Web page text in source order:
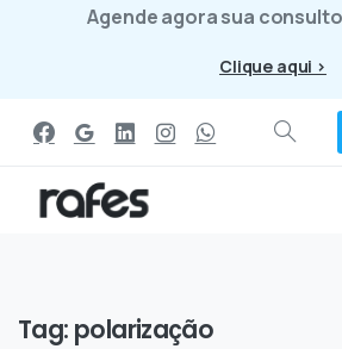
Agende agora sua
Clique aqui >
Tag: polarização